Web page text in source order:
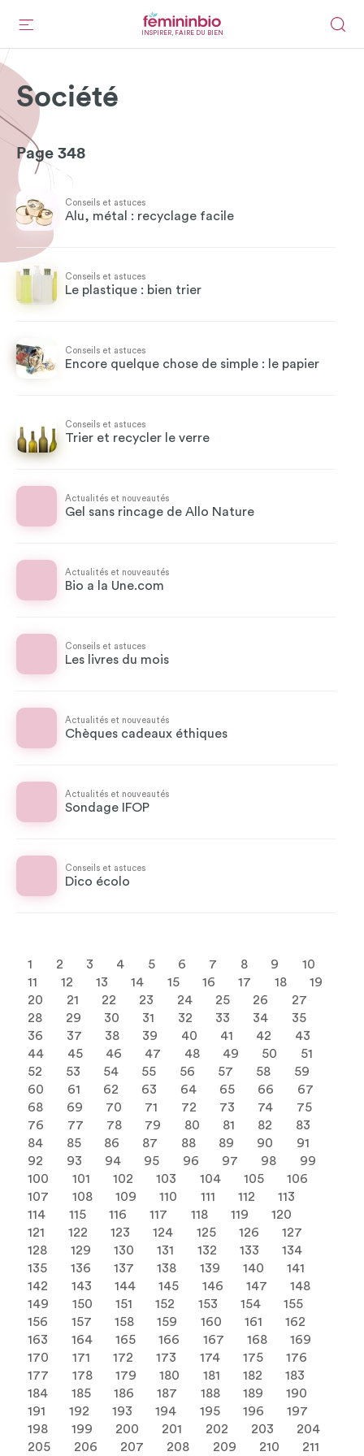
INSPIRER, FAIRE DU BIEN
Société
Page 348
Conseils et astuces
Alu, métal : recyclage facile
Conseils et astuces
Le plastique : bien trier
Conseils et astuces
Encore quelque chose de simple : le papier
Conseils et astuces
Trier et recycler le verre
Actualités et nouveautés
Gel sans rincage de Allo Nature
Actualités et nouveautés
Bio a la Une.com
Conseils et astuces
Les livres du mois
Actualités et nouveautés
Chèques cadeaux éthiques
Actualités et nouveautés
Sondage IFOP
Conseils et astuces
Dico écolo
1 2 3 4 5 6 7 8 9
10
11
12 13 14 15 16 17 18
19
20
21 22 23 24 25 26
27
28
29 30 31 32 33 34
35
36
37 38 39 40 41 42
43
44
45 46 47 48 49 50
51
52
53 54 55 56 57 58
59
60
61 62 63 64 65 66
67
68
69 70 71 72 73 74
75
76
77 78 79 80 81 82
83
84
85 86 87 88 89 90
91
92
93 94 95 96 97 98
99
100
101 102 103 104 105
106
107
108 109 110 111 112
113
114
115 116 117 118 119
120
121
122 123 124 125 126
127
128
129 130 131 132 133
134
135
136 137 138 139 140
141
142
143 144 145 146 147
148
149
150 151 152 153 154
155
156
157 158 159 160 161
162
163
164 165 166 167 168
169
170
171 172 173 174 175
176
177
178 179 180 181 182
183
184
185 186 187 188 189
190
191
192 193 194 195 196
197
198
199 200 201 202 203
204
205
206 207 208 209 210 211